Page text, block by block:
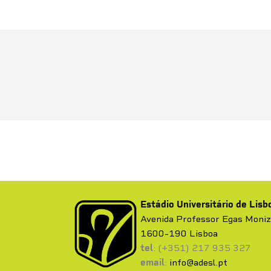
Estádio Universitário de
Avenida Professor Egas Moniz
1600-190 Lisboa
tel: (+351) 217 935 327
email: info@adesl.pt